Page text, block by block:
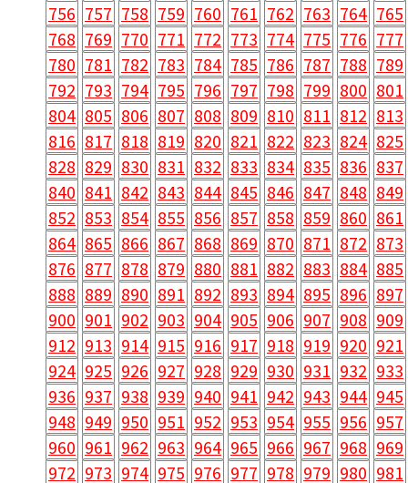
756 757 758 759 760 761 762 763 764 765
768 769 770 771 772 773 774 775 776 777
780 781 782 783 784 785 786 787 788 789
792 793 794 795 796 797 798 799 800 801
804 805 806 807 808 809 810 811 812 813
816 817 818 819 820 821 822 823 824 825
828 829 830 831 832 833 834 835 836 837
840 841 842 843 844 845 846 847 848 849
852 853 854 855 856 857 858 859 860 861
864 865 866 867 868 869 870 871 872 873
876 877 878 879 880 881 882 883 884 885
888 889 890 891 892 893 894 895 896 897
900 901 902 903 904 905 906 907 908 909
912 913 914 915 916 917 918 919 920 921
924 925 926 927 928 929 930 931 932 933
936 937 938 939 940 941 942 943 944 945
948 949 950 951 952 953 954 955 956 957
960 961 962 963 964 965 966 967 968 969
972 973 974 975 976 977 978 979 980 981